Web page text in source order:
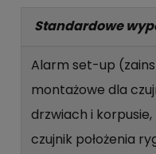
Standardowe
Alarm set-up
montażowe dla
drzwiach i
czujnik położenia